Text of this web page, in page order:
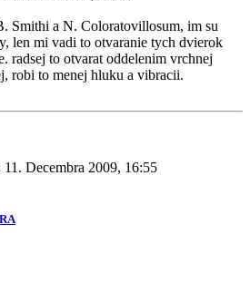
Smithi a N. Coloratovillosum, im su
len mi vadi to otvaranie tych dvierok
radsej to otvarat oddelenim vrchnej
robi to menej hluku a vibracii.
11. Decembra 2009, 16:55